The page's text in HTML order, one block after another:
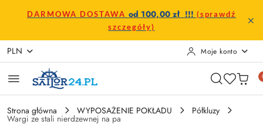
Przejdź do treści głównej
Przejdź do wyszukiwarki
Przejdź do moje konto
Przejdź do menu głównego
Przejdź do stopki
DARMOWA DOSTAWA od 100,00 zł !!! (sprawdź
szczegóły)
PLN Moje konto
Strona główna WYPOSAŻENIE POKŁADU Półkluzy
Wargi ze stali nierdzewnej na pa